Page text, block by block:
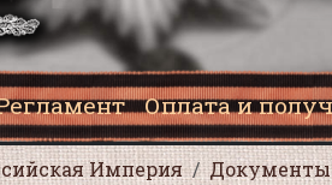
Оплата и
Империя Документы